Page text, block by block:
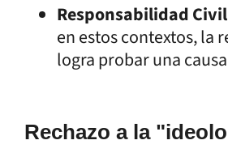
Responsabilidad
en estos contextos, la
logra probar una
Rechazo a la